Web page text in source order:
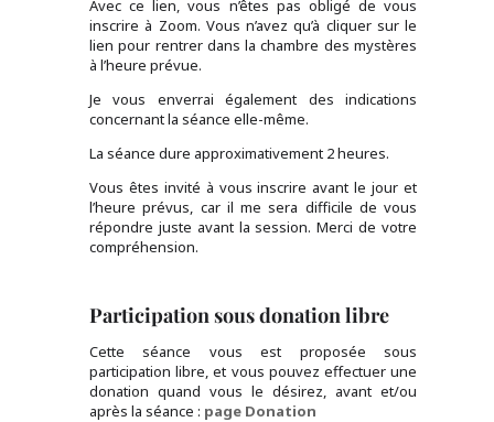
Avec ce lien, vous n’êtes pas obligé de vous
inscrire à Zoom. Vous n’avez qu’à cliquer sur le
lien pour rentrer dans la chambre des mystères
à l’heure prévue.
Je vous enverrai également des indications
concernant la séance elle-même.
La séance dure approximativement 2 heures.
Vous êtes invité à vous inscrire avant le jour et
l’heure prévus, car il me sera difficile de vous
répondre juste avant la session. Merci de votre
compréhension.
Participation sous donation libre
Cette séance vous est proposée sous
participation libre, et vous pouvez effectuer une
donation quand vous le désirez, avant et/ou
après la séance : page Donation